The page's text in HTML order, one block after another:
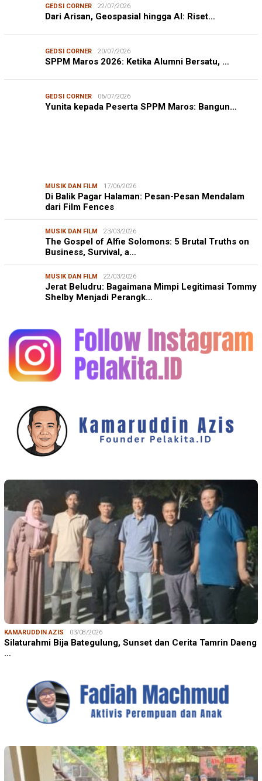
GEDSI CORNER 22/07/2026
Dari Arisan, Geospasial hingga AI: Riset…
GEDSI CORNER 20/07/2026
SPPM Maros 2026: Ketika Alumni Bersatu, …
GEDSI CORNER 06/07/2026
Yunita kepada Peserta SPPM Maros: Bangun…
MUSIK DAN FILM 17/06/2026
Di Balik Pagar Halaman: Pesan-Pesan Mendalam
dari Film Fences
MUSIK DAN FILM 23/03/2026
The Gospel of Alfie Solomons: 5 Brutal Truths on
Business, Survival, a…
MUSIK DAN FILM 22/03/2026
Jerat Beludru: Bagaimana Mimpi Legitimasi Tommy
Shelby Menjadi Perangk…
KAMARUDDIN AZIS 03/08/2026
Silaturahmi Bija Bategulung, Sunset dan Cerita Tamrin Daeng
…